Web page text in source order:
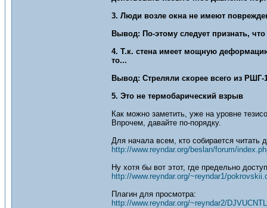
3. Люди возле окна не имеют
Вывод: По-этому следует признать,
4. Т.к. стена имеет мощную
то...
Вывод: Стреляли скорее всего из
5. Это не термобарический взрыв
Как можно заметить, уже на уровне
Впрочем, давайте по-порядку.
Для начала всем, кто собирается читать
http://www.reyndar.org/beslan/forum/
Ну хотя бы вот этот, где предельно
http://www.reyndar.org/~reyndar1/
Плагин для просмотра:
http://www.reyndar.org/~reyndar2/